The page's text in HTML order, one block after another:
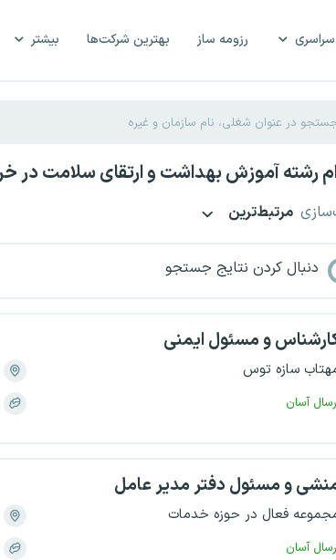
رزومه ساز بهترین شرکت‌ها بیشتر
رشته آموزش بهداشت و ارتقای سلامت در
مرتبط‌ترین
دنبال کردن نتایج جستجو
و مسئول ایمنی
سازه توس
آسان
و مسئول دفتر مدیر عامل
فعال در حوزه خدمات
آسان